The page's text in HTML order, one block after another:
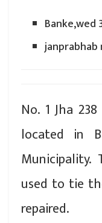
Banke,wed
janprabhab
No. 1 Jha
located in
Municipality.
used to tie
repaired.